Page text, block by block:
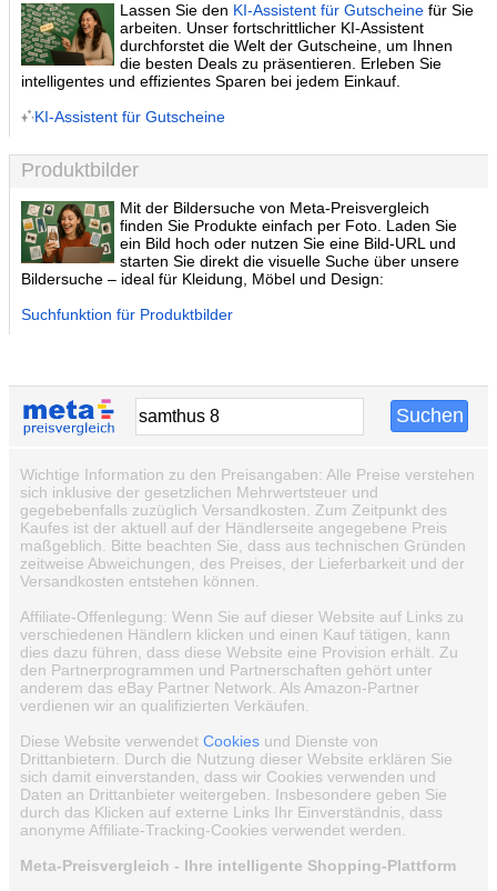
Lassen Sie den KI-Assistent für Gutscheine für Sie
arbeiten. Unser fortschrittlicher KI-Assistent
durchforstet die Welt der Gutscheine, um Ihnen
die besten Deals zu präsentieren. Erleben Sie
intelligentes und effizientes Sparen bei jedem Einkauf.
KI-Assistent für Gutscheine
Produktbilder
Mit der Bildersuche von Meta-Preisvergleich
finden Sie Produkte einfach per Foto. Laden Sie
ein Bild hoch oder nutzen Sie eine Bild-URL und
starten Sie direkt die visuelle Suche über unsere
Bildersuche – ideal für Kleidung, Möbel und Design:
Suchfunktion für Produktbilder
Wichtige Information zu den Preisangaben: Alle Preise verstehen
sich inklusive der gesetzlichen Mehrwertsteuer und
gegebebenfalls zuzüglich Versandkosten. Zum Zeitpunkt des
Kaufes ist der aktuell auf der Händlerseite angegebene Preis
maßgeblich. Bitte beachten Sie, dass aus technischen Gründen
zeitweise Abweichungen, des Preises, der Lieferbarkeit und der
Versandkosten entstehen können.
Affiliate-Offenlegung: Wenn Sie auf dieser Website auf Links zu
verschiedenen Händlern klicken und einen Kauf tätigen, kann
dies dazu führen, dass diese Website eine Provision erhält. Zu
den Partnerprogrammen und Partnerschaften gehört unter
anderem das eBay Partner Network. Als Amazon-Partner
verdienen wir an qualifizierten Verkäufen.
Diese Website verwendet Cookies und Dienste von
Drittanbietern. Durch die Nutzung dieser Website erklären Sie
sich damit einverstanden, dass wir Cookies verwenden und
Daten an Drittanbieter weitergeben. Insbesondere geben Sie
durch das Klicken auf externe Links Ihr Einverständnis, dass
anonyme Affiliate-Tracking-Cookies verwendet werden.
Meta-Preisvergleich - Ihre intelligente Shopping-Plattform